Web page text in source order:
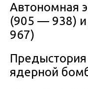
Автономная
(905 — 938)
967)
Предыстория
ядерной